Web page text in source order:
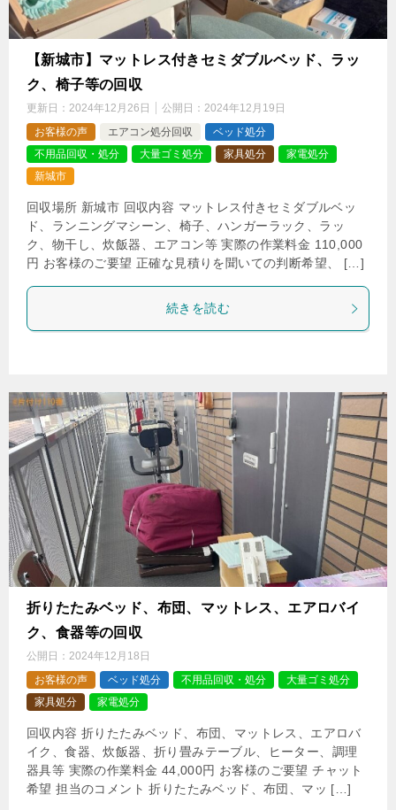
【新城市】マットレス付きセミダブルベッド、ラッ
ク、椅子等の回収
更新日： 2024年12月26日 公開日： 2024年12月19日
お客様の声
エアコン処分回収
ベッド処分
不用品回収・処分
大量ゴミ処分 家具処分
家電処分
新城市
回収場所 新城市 回収内容 マットレス付きセミダブルベッ
ド、ランニングマシーン、椅子、ハンガーラック、ラッ
ク、物干し、炊飯器、エアコン等 実際の作業料金 110,000
円 お客様のご要望 正確な見積りを聞いての判断希望、 […]
続きを読む
折りたたみベッド、布団、マットレス、エアロバイ
ク、食器等の回収
公開日： 2024年12月18日
お客様の声
ベッド処分 不用品回収・処分
大量ゴミ処分
家具処分
家電処分
回収内容 折りたたみベッド、布団、マットレス、エアロバ
イク、食器、炊飯器、折り畳みテーブル、ヒーター、調理
器具等 実際の作業料金 44,000円 お客様のご要望 チャット
希望 担当のコメント 折りたたみベッド、布団、マッ […]